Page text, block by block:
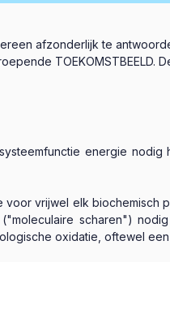
afzonderlijk te
TOEKOMSTBEELD.
energie
vrijwel elk biochemisch
scharen")
oxidatie, oftewel